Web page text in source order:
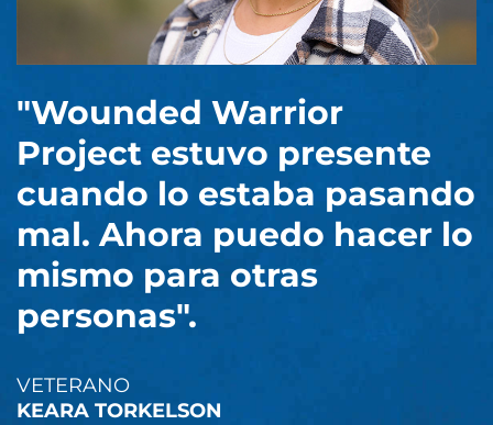
"Wounded Warrior
Project estuvo presente
cuando lo estaba pasando
mal. Ahora puedo hacer lo
mismo para otras
personas".
VETERANO
KEARA TORKELSON